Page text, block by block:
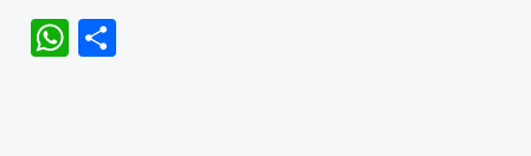
WhatsApp